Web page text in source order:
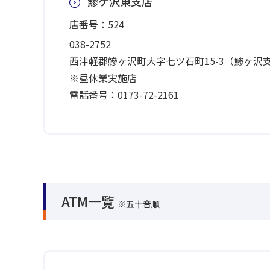
店番号：524
038-2752
西津軽郡鰺ヶ沢町大字七ツ石町15-3（鯵ヶ沢
※昼休業実施店
電話番号：0173-72-2161
ATM一覧 ※五十音順